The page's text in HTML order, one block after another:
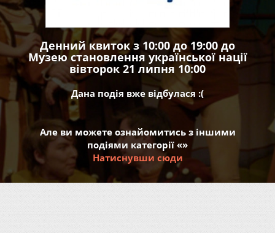
Денний квиток з 10:00 до 19:00 до
Музею становлення української нації
вівторок 21 липня 10:00
Дана подія вже відбулася :(
Але ви можете ознайомитись з іншими
подіями категорії «»
Натиснувши сюди